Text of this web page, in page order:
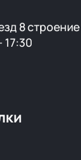
8 строение